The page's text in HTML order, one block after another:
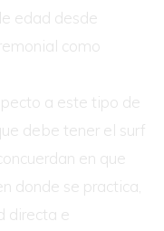
edad desde
como
a este tipo de
debe tener el surf
en que
donde se practica,
directa e